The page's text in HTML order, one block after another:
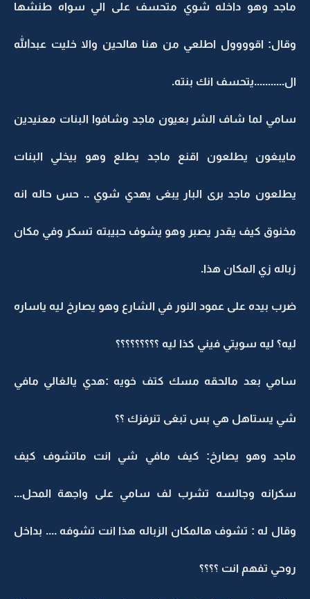
ماجد وهو داخله شوي متحسف على الي سواه طنشها
وقال: اقوووول اطلعي من هنا هالحين والا خليت عبدالله
ال...........يتحسف انك بنته.
سامي لما شاف الشر بعيون ماجد وشافوا البنات معنيدين
مايبغون يطلعون اقنع ماجد يطلع وهو بيخلي البنات
يطلعون ماجد برى البار يبغى يهدي شوي .. حس حاله انه
مخنوق كيف يقدر يصبر وهو يشوف حبيبته تسكر وفي مكان
زباله زي المكان هذا.
ضرب بيده على عمود النور في الشارع وهو يصارخ ليه ياساره
ليه؟ ليه سويتي فيني كذا ليه ؟؟؟؟؟؟؟؟؟
سامي بعد مالحقه مسك كتف خويه :هدي يالغالي مافي
شي يستاهل هي بس تبغى تنرفزك ؟؟
ماجد وهو يصارخ: كيف مافي شي انت ماتشوف كيف
سكرانه وجالسه تشرب لف سامي على واجهة المحل...
وقال له : تشوف هالمكان الزباله هذا انت تشوفه .... بداخل
روحي تفهم انت ؟؟؟؟